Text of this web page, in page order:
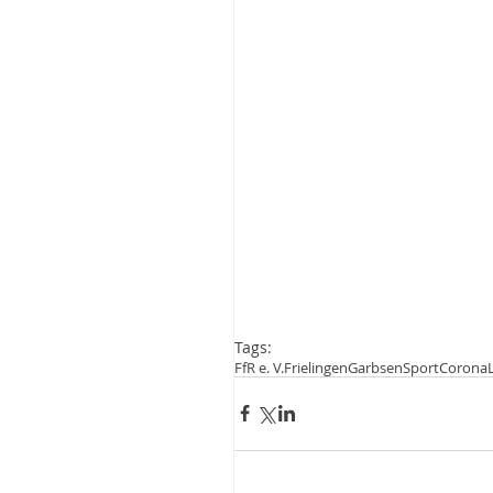
Tags:
FfR e. V.FrielingenGarbsenSportCorona